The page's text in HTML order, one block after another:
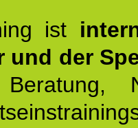
ist
und der
Beratung,